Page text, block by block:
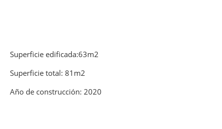
Superficie edificada:63m2
Superficie total: 81m2
Año de construcción: 2020